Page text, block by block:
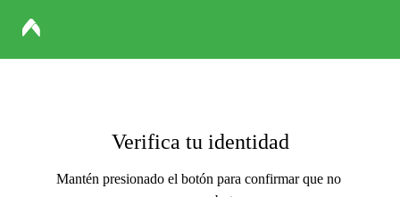
Verifica tu identidad
Mantén presionado el botón para confirmar que no